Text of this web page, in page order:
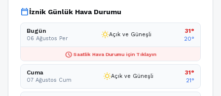
calendar_todayİznik Günlük Hava Durumu
Bugün
06 Ağustos Per wb_sunnyAçık ve Güneşli
31°
20°
schedule Saatlik Hava Durumu için Tıklayın
Cuma
07 Ağustos Cum wb_sunnyAçık ve Güneşli
31°
21°